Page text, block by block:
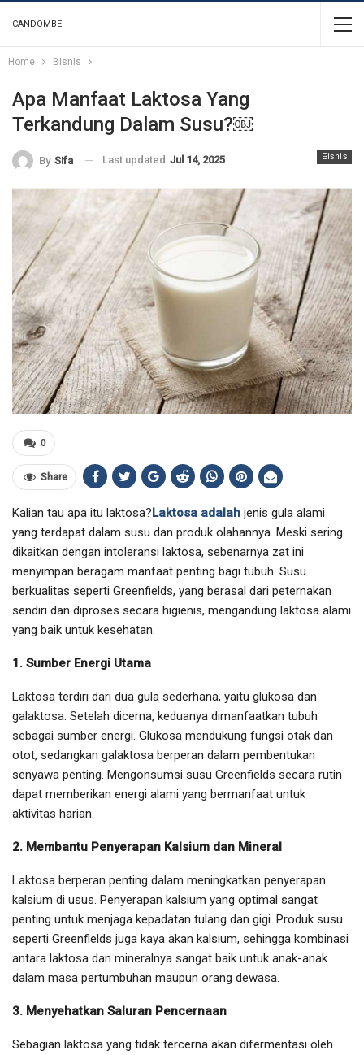
CANDOMBE
Home Bisnis
Apa Manfaat Laktosa Yang
Terkandung Dalam Susu?￼
Bisnis
By Sifa Last updated Jul 14, 2025
0
Share
Kalian tau apa itu laktosa?Laktosa adalah jenis gula alami
yang terdapat dalam susu dan produk olahannya. Meski sering
dikaitkan dengan intoleransi laktosa, sebenarnya zat ini
menyimpan beragam manfaat penting bagi tubuh. Susu
berkualitas seperti Greenfields, yang berasal dari peternakan
sendiri dan diproses secara higienis, mengandung laktosa alami
yang baik untuk kesehatan.
1. Sumber Energi Utama
Laktosa terdiri dari dua gula sederhana, yaitu glukosa dan
galaktosa. Setelah dicerna, keduanya dimanfaatkan tubuh
sebagai sumber energi. Glukosa mendukung fungsi otak dan
otot, sedangkan galaktosa berperan dalam pembentukan
senyawa penting. Mengonsumsi susu Greenfields secara rutin
dapat memberikan energi alami yang bermanfaat untuk
aktivitas harian.
2. Membantu Penyerapan Kalsium dan Mineral
Laktosa berperan penting dalam meningkatkan penyerapan
kalsium di usus. Penyerapan kalsium yang optimal sangat
penting untuk menjaga kepadatan tulang dan gigi. Produk susu
seperti Greenfields juga kaya akan kalsium, sehingga kombinasi
antara laktosa dan mineralnya sangat baik untuk anak-anak
dalam masa pertumbuhan maupun orang dewasa.
3. Menyehatkan Saluran Pencernaan
Sebagian laktosa yang tidak tercerna akan difermentasi oleh